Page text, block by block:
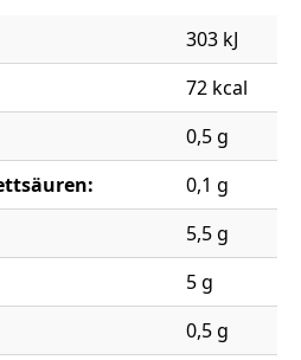
303 kJ
72 kcal
0,5 g
0,1 g
5,5 g
5 g
0,5 g